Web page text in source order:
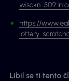
wisckn-
https://
lottery-
Líbil se ti tento